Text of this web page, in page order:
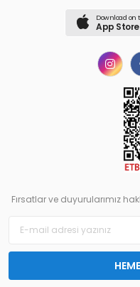
Download on
App Store
Fırsatlar ve duyurularımız